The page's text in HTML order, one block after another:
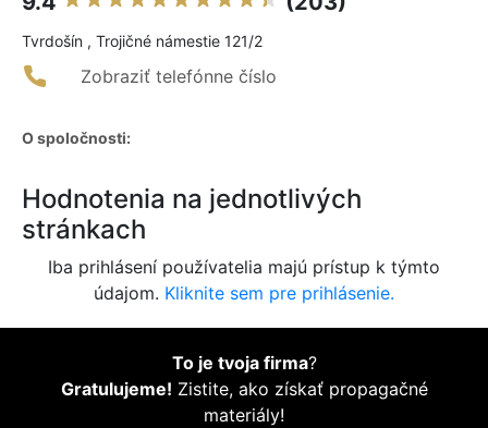
Tvrdošín , Trojičné námestie 121/2
Zobraziť telefónne číslo
O spoločnosti:
Hodnotenia na jednotlivých
stránkach
Iba prihlásení používatelia majú prístup k týmto
údajom. Kliknite sem pre prihlásenie.
To je tvoja firma?
Gratulujeme! Zistite, ako získať propagačné
materiály!